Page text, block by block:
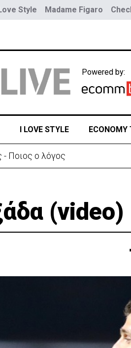
Style Madame Figaro
Powered by:
I LOVE STYLE ECONOMY
- Ποιος ο λόγος
(video)